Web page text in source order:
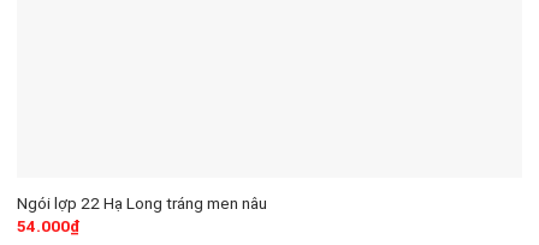
Ngói lợp 22 Hạ Long tráng men nâu
54.000₫